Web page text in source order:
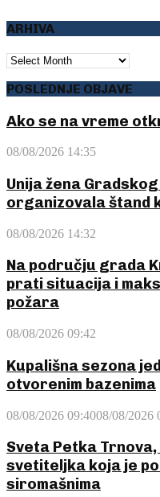
ARHIVA
ARHIVA
POSLEDNJE OBJAVE
Ako se na vreme
08/08/2026 14:35
Unija žena
organizovala štand
08/08/2026 14:32
Na području grada
prati situacija i
požara
08/08/2026 09:42
Kupališna sezona
otvorenim bazenima
08/08/2026 09:4008/08/2026
Sveta Petka
svetiteljka koja je
siromašnima